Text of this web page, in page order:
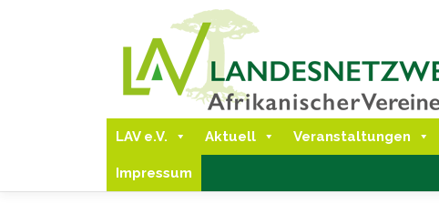
LAV e.V. Aktuell Veranstaltungen
Impressum